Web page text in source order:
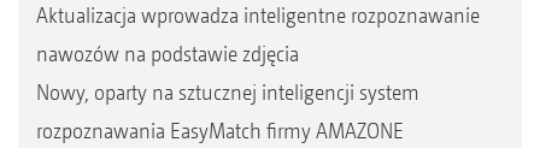
Aktualizacja wprowadza inteligentne rozpoznawanie
nawozów na podstawie zdjęcia
Nowy, oparty na sztucznej inteligencji system
rozpoznawania EasyMatch firmy AMAZONE